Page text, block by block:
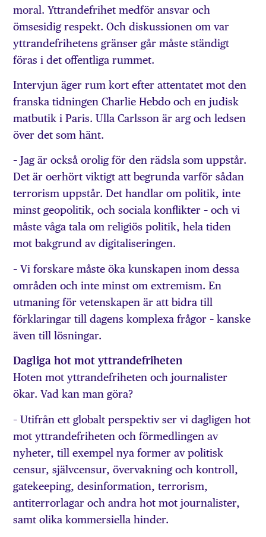
moral. Yttrandefrihet medför ansvar och
ömsesidig respekt. Och diskussionen om var
yttrandefrihetens gränser går måste ständigt
föras i det offentliga rummet.
Intervjun äger rum kort efter attentatet mot den
franska tidningen Charlie Hebdo och en judisk
matbutik i Paris. Ulla Carlsson är arg och ledsen
över det som hänt.
– Jag är också orolig för den rädsla som uppstår.
Det är oerhört viktigt att begrunda varför sådan
terrorism uppstår. Det handlar om politik, inte
minst geopolitik, och sociala konflikter – och vi
måste våga tala om religiös politik, hela tiden
mot bakgrund av digitaliseringen.
– Vi forskare måste öka kunskapen inom dessa
områden och inte minst om extremism. En
utmaning för vetenskapen är att bidra till
förklaringar till dagens komplexa frågor – kanske
även till lösningar.
Dagliga hot mot yttrandefriheten
Hoten mot yttrandefriheten och journalister
ökar. Vad kan man göra?
– Utifrån ett globalt perspektiv ser vi dagligen hot
mot yttrandefriheten och förmedlingen av
nyheter, till exempel nya former av politisk
censur, självcensur, övervakning och kontroll,
gatekeeping, desinformation, terrorism,
antiterrorlagar och andra hot mot journalister,
samt olika kommersiella hinder.